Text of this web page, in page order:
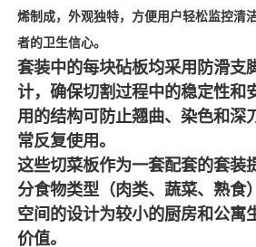
烯制成，外观独特，方便用户轻松监控清
者的卫生信心。
套装中的每块砧板均采用防滑支
计，确保切割过程中的稳定性和
用的结构可防止翘曲、染色和深
常反复使用。
这些切菜板作为一套配套的套装
分食物类型（肉类、蔬菜、熟食
空间的设计为较小的厨房和公寓
价值。